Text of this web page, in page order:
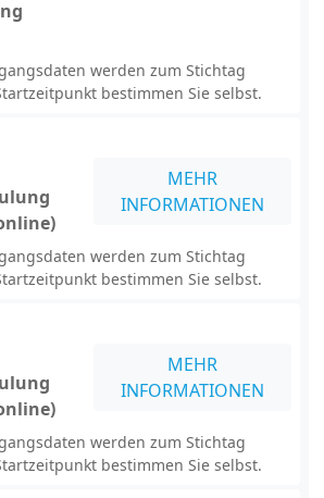
werden zum Stichtag
bestimmen Sie selbst.
MEHR
INFORMATIONEN
werden zum Stichtag
bestimmen Sie selbst.
MEHR
INFORMATIONEN
werden zum Stichtag
bestimmen Sie selbst.